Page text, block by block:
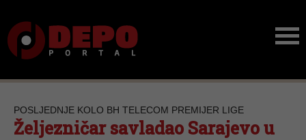
POSLJEDNJE KOLO BH TELECOM PREMIJER LIGE
Željezničar savladao Sarajevo u